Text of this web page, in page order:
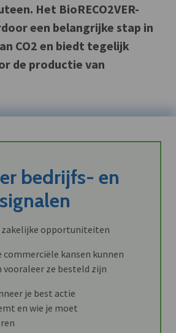
Het BioRECO2VER-
een belangrijke stap in
CO2 en biedt tegelijk
de productie van
bedrijfs- en
zakelijke opportuniteiten
commerciële kansen kunnen
ze besteld zijn
je best actie
en wie je moet